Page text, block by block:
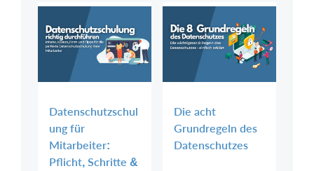
Datenschutzschul
ung für
Mitarbeiter:
Pflicht, Schritte &
Die acht
Grundregeln des
Datenschutzes